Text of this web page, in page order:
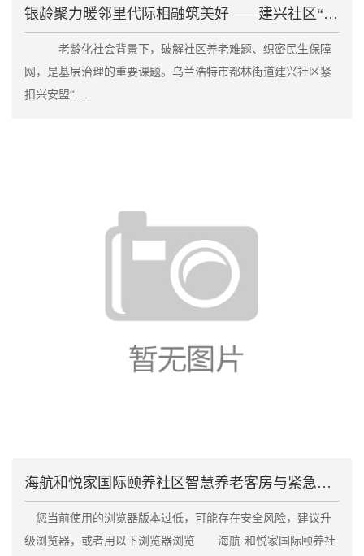
银龄聚力暖邻里代际相融筑美好——建兴社区“老伙伴”
老龄化社会背景下，破解社区养老难题、织密民生保障
网，是基层治理的重要课题。乌兰浩特市都林街道建兴社区紧
扣兴安盟“....
海航和悦家国际颐养社区智慧养老客房与紧急呼叫系统失
您当前使用的浏览器版本过低，可能存在安全风险，建议升
级浏览器，或者用以下浏览器浏览 海航·和悦家国际颐养社